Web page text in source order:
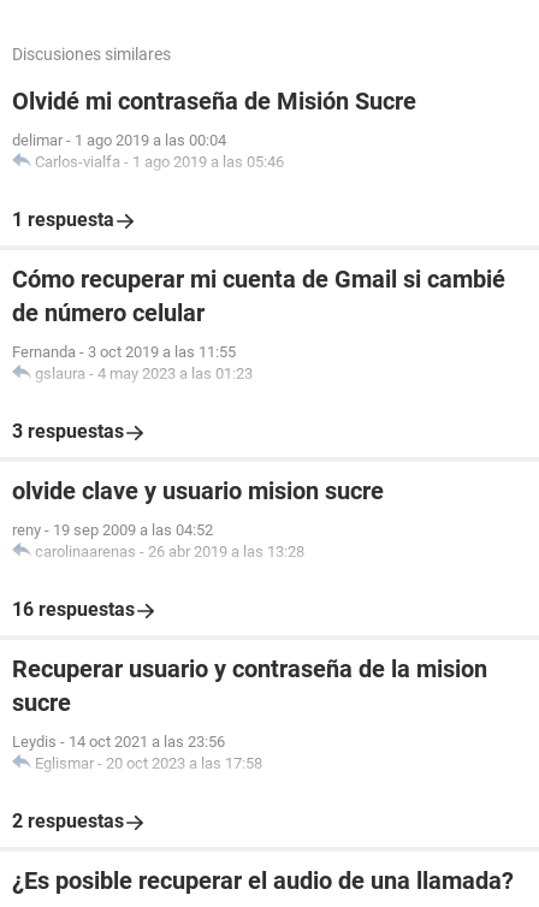
Discusiones similares
Olvidé mi contraseña de Misión Sucre
delimar - 1 ago 2019 a las 00:04
Carlos-vialfa - 1 ago 2019 a las 05:46
1 respuesta
Cómo recuperar mi cuenta de Gmail si cambié
de número celular
Fernanda - 3 oct 2019 a las 11:55
gslaura - 4 may 2023 a las 01:23
3 respuestas
olvide clave y usuario mision sucre
reny - 19 sep 2009 a las 04:52
carolinaarenas - 26 abr 2019 a las 13:28
16 respuestas
Recuperar usuario y contraseña de la mision
sucre
Leydis - 14 oct 2021 a las 23:56
Eglismar - 20 oct 2023 a las 17:58
2 respuestas
¿Es posible recuperar el audio de una llamada?